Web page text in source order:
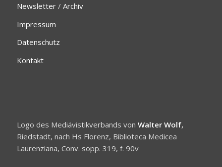
Newsletter/ Archiv
Impressum
Datenschutz
Kontakt
Logo des Mediävistikverbands von Walter Wolf,
Riedstadt, nach Hs Florenz, Biblioteca Medicea
Laurenziana, Conv. sopp. 319, f. 90v